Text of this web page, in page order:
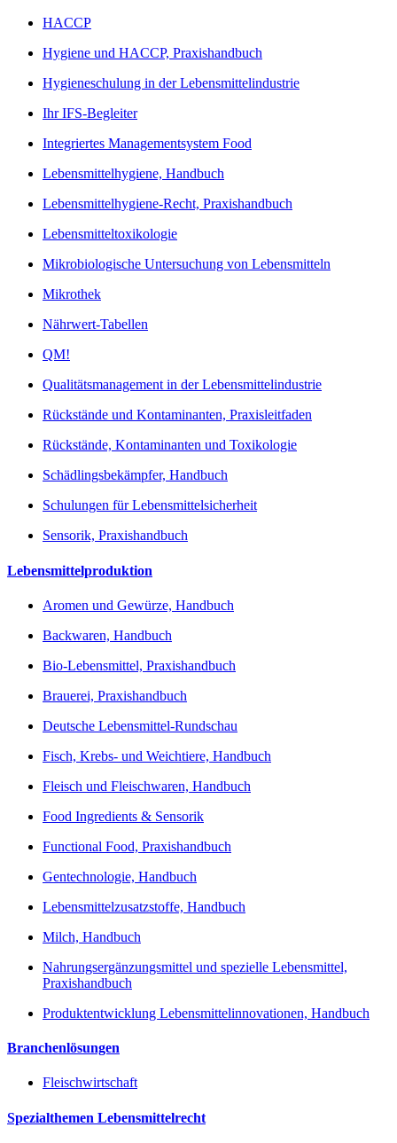
HACCP
Hygiene und HACCP, Praxishandbuch
Hygieneschulung in der Lebensmittelindustrie
Ihr IFS-Begleiter
Integriertes Managementsystem Food
Lebensmittelhygiene, Handbuch
Lebensmittelhygiene-Recht, Praxishandbuch
Lebensmitteltoxikologie
Mikrobiologische Untersuchung von Lebensmitteln
Mikrothek
Nährwert-Tabellen
QM!
Qualitätsmanagement in der Lebensmittelindustrie
Rückstände und Kontaminanten, Praxisleitfaden
Rückstände, Kontaminanten und Toxikologie
Schädlingsbekämpfer, Handbuch
Schulungen für Lebensmittelsicherheit
Sensorik, Praxishandbuch
Lebensmittelproduktion
Aromen und Gewürze, Handbuch
Backwaren, Handbuch
Bio-Lebensmittel, Praxishandbuch
Brauerei, Praxishandbuch
Deutsche Lebensmittel-Rundschau
Fisch, Krebs- und Weichtiere, Handbuch
Fleisch und Fleischwaren, Handbuch
Food Ingredients & Sensorik
Functional Food, Praxishandbuch
Gentechnologie, Handbuch
Lebensmittelzusatzstoffe, Handbuch
Milch, Handbuch
Nahrungsergänzungsmittel und spezielle Lebensmittel,
Praxishandbuch
Produktentwicklung Lebensmittelinnovationen, Handbuch
Branchenlösungen
Fleischwirtschaft
Spezialthemen Lebensmittelrecht